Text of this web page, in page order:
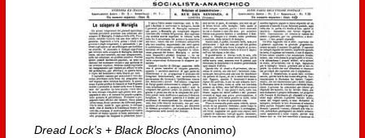
Dread Lock’s + Black Blocks(Anonimo)